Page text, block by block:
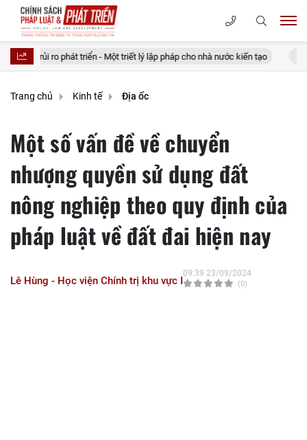
phát triển - Một triết lý lập pháp cho nhà nước kiến tạo 20 điều
Trang chủ Kinh tế Địa ốc
Một số vấn đề về chuyển
nhượng quyền sử dụng đất
nông nghiệp theo quy định của
pháp luật về đất đai hiện nay
Lê Hùng - Học viện Chính trị khu vực I
09:39 23/09/2024
(0)